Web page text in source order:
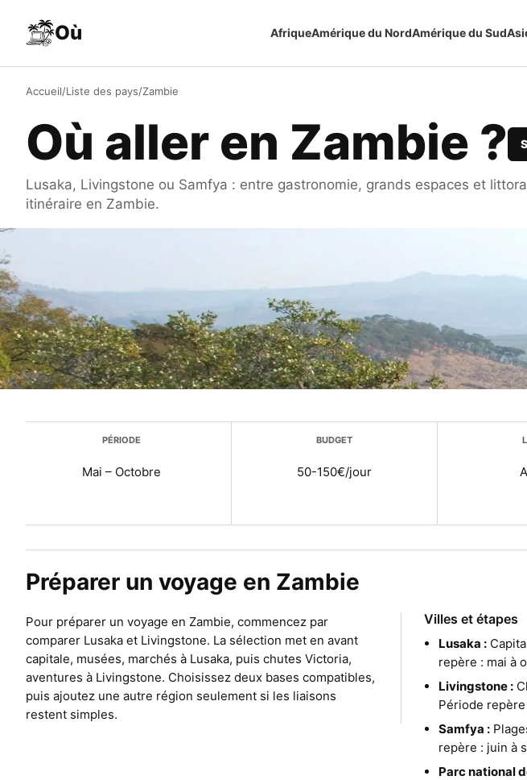
Où AfriqueAmérique du NordAmérique du Sud
Accueil/Liste des pays/Zambie
Où aller en Zambie ?
Lusaka, Livingstone ou Samfya : entre gastronomie, grands espaces et
itinéraire en Zambie.
Plus d’infos
PÉRIODE
Mai – Octobre
BUDGET
50-150€/jour
Préparer un voyage en Zambie
Pour préparer un voyage en Zambie, commencez par
comparer Lusaka et Livingstone. La sélection met en avant
capitale, musées, marchés à Lusaka, puis chutes Victoria,
aventures à Livingstone. Choisissez deux bases compatibles,
puis ajoutez une autre région seulement si les liaisons
restent simples.
Villes et étapes
Lusaka :
repère : mai à
Livingstone :
Période
Samfya :
repère : juin à
Parc national